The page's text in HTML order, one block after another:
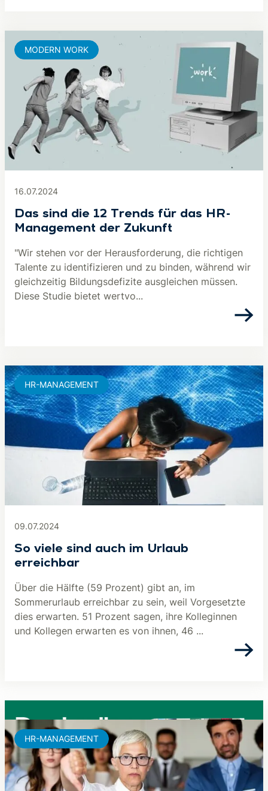
16.07.2024
Das sind die 12 Trends für das HR-
Management der Zukunft
"Wir stehen vor der Herausforderung, die richtigen
Talente zu identifizieren und zu binden, während wir
gleichzeitig Bildungsdefizite ausgleichen müssen.
Diese Studie bietet wertvo...
MODERN WORK
09.07.2024
So viele sind auch im Urlaub
erreichbar
Über die Hälfte (59 Prozent) gibt an, im
Sommerurlaub erreichbar zu sein, weil Vorgesetzte
dies erwarten. 51 Prozent sagen, ihre Kolleginnen
und Kollegen erwarten es von ihnen, 46 ...
HR-MANAGEMENT
HR-MANAGEMENT